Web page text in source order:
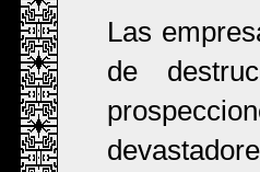
Las
de